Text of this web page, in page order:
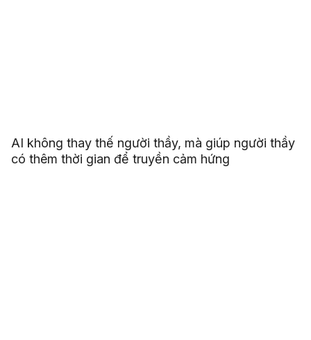
AI không thay thế người thầy, mà giúp người thầy
có thêm thời gian để truyền cảm hứng